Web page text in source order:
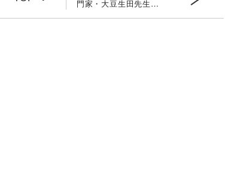
門家・大豆生田先生が
教える「帰宅後の修羅